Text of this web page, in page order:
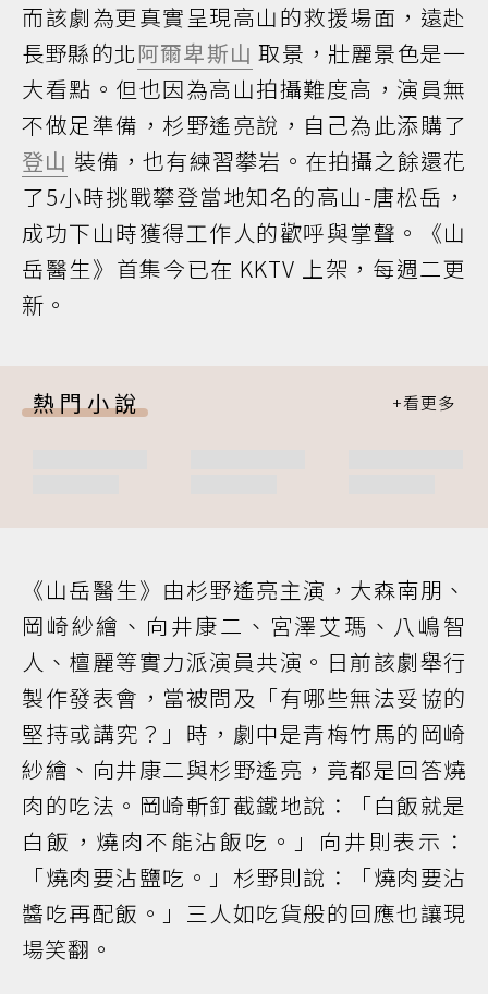
而該劇為更真實呈現高山的救援場面，遠赴
長野縣的北阿爾卑斯山 取景，壯麗景色是一
大看點。但也因為高山拍攝難度高，演員無
不做足準備，杉野遙亮說，自己為此添購了
登山 裝備，也有練習攀岩。在拍攝之餘還花
了5小時挑戰攀登當地知名的高山-唐松岳，
成功下山時獲得工作人的歡呼與掌聲。《山
岳醫生》首集今已在 KKTV 上架，每週二更
新。
熱門小說
《山岳醫生》由杉野遙亮主演，大森南朋、
岡崎紗繪、向井康二、宮澤艾瑪、八嶋智
人、檀麗等實力派演員共演。日前該劇舉行
製作發表會，當被問及「有哪些無法妥協的
堅持或講究？」時，劇中是青梅竹馬的岡崎
紗繪、向井康二與杉野遙亮，竟都是回答燒
肉的吃法。岡崎斬釘截鐵地說：「白飯就是
白飯，燒肉不能沾飯吃。」向井則表示：
「燒肉要沾鹽吃。」杉野則說：「燒肉要沾
醬吃再配飯。」三人如吃貨般的回應也讓現
場笑翻。